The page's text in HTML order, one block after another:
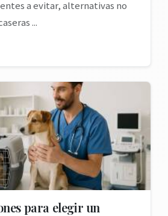
a evitar, alternativas no
...
para elegir un